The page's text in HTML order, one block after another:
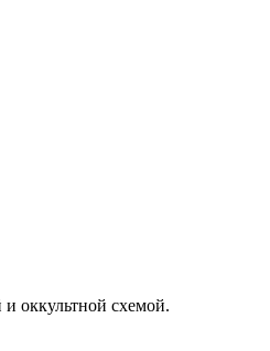
оккультной схемой.